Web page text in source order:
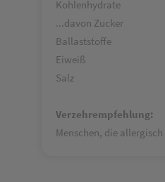
Kohlenhydrate
...davon Zucker
Ballaststoffe
Eiweiß
Salz
Verzehrempfehlung:
Menschen, die allergisch